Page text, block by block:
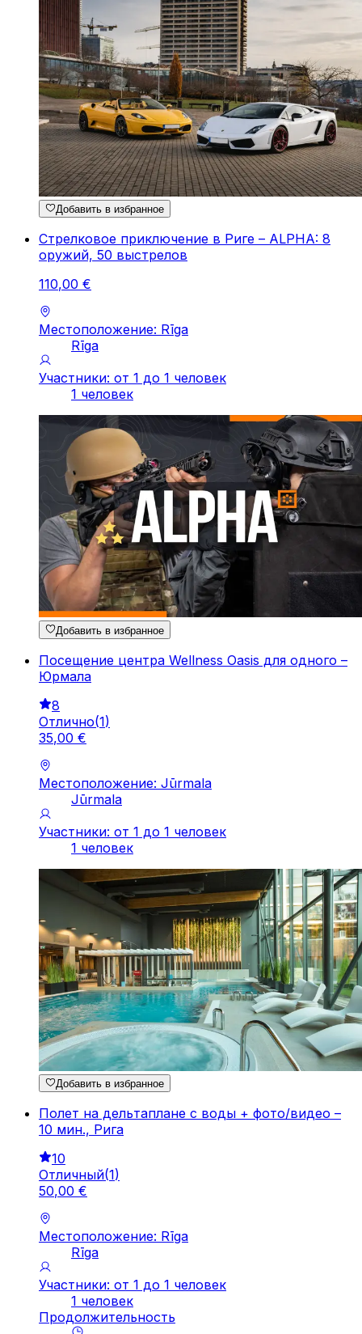
Добавить в избранное
Стрелковое приключение в Риге – ALPHA: 8
оружий, 50 выстрелов
110,00 €
Местоположение: Rīga
Rīga
Участники: от 1 до 1 человек
1 человек
Добавить в избранное
Посещение центра Wellness Oasis для одного –
Юрмала
8
Отлично(1)
35,00 €
Местоположение: Jūrmala
Jūrmala
Участники: от 1 до 1 человек
1 человек
Добавить в избранное
Полет на дельтаплане с воды + фото/видео –
10 мин., Рига
10
Отличный(1)
50,00 €
Местоположение: Rīga
Rīga
Участники: от 1 до 1 человек
1 человек
Продолжительность